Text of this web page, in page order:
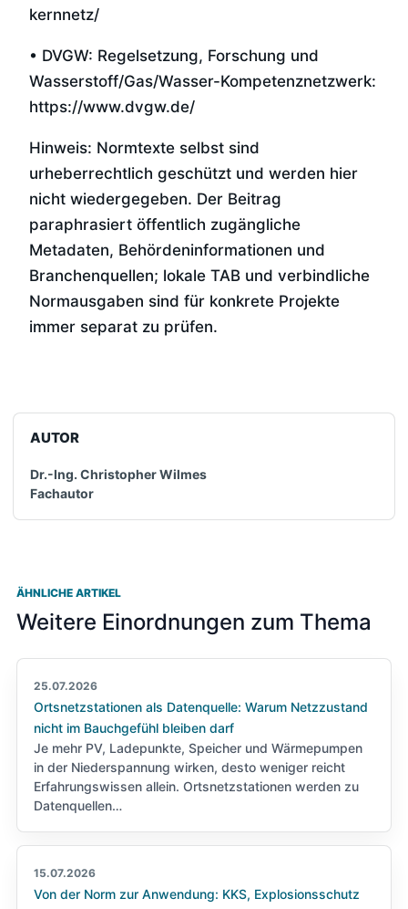
kernnetz/
• DVGW: Regelsetzung, Forschung und
Wasserstoff/Gas/Wasser-Kompetenznetzwerk:
https://www.dvgw.de/
Hinweis: Normtexte selbst sind
urheberrechtlich geschützt und werden hier
nicht wiedergegeben. Der Beitrag
paraphrasiert öffentlich zugängliche
Metadaten, Behördeninformationen und
Branchenquellen; lokale TAB und verbindliche
Normausgaben sind für konkrete Projekte
immer separat zu prüfen.
AUTOR
Dr.-Ing. Christopher Wilmes
Fachautor
ÄHNLICHE ARTIKEL
Weitere Einordnungen zum Thema
25.07.2026
Ortsnetzstationen als Datenquelle: Warum Netzzustand
nicht im Bauchgefühl bleiben darf
Je mehr PV, Ladepunkte, Speicher und Wärmepumpen
in der Niederspannung wirken, desto weniger reicht
Erfahrungswissen allein. Ortsnetzstationen werden zu
Datenquellen…
15.07.2026
Von der Norm zur Anwendung: KKS, Explosionsschutz